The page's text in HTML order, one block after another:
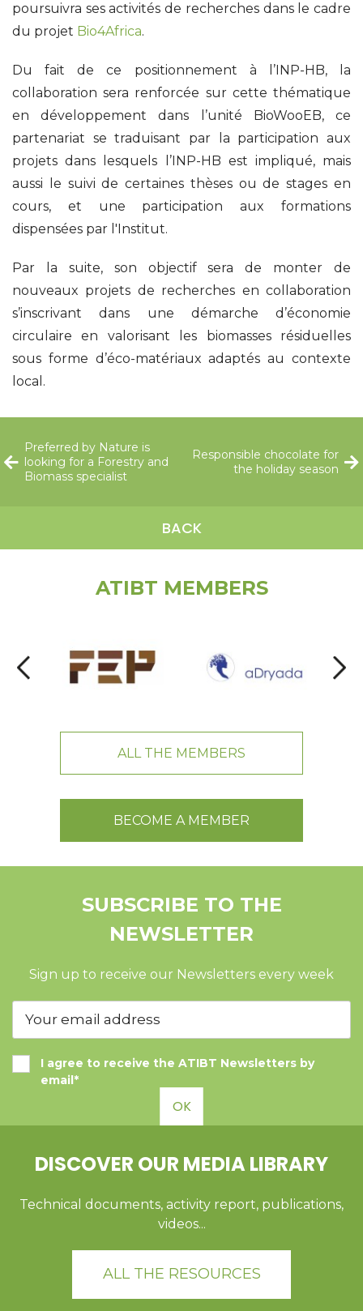
poursuivra ses activités de recherches dans le cadre
du projet Bio4Africa.
Du fait de ce positionnement à l’INP-HB, la
collaboration sera renforcée sur cette thématique
en développement dans l’unité BioWooEB, ce
partenariat se traduisant par la participation aux
projets dans lesquels l’INP-HB est impliqué, mais
aussi le suivi de certaines thèses ou de stages en
cours, et une participation aux formations
dispensées par l'Institut.
Par la suite, son objectif sera de monter de
nouveaux projets de recherches en collaboration
s’inscrivant dans une démarche d’économie
circulaire en valorisant les biomasses résiduelles
sous forme d’éco-matériaux adaptés au contexte
local.
Preferred by Nature is
looking for a Forestry and
Biomass specialist
BACK
Responsible chocolate for
the holiday season
ATIBT MEMBERS
ALL THE MEMBERS
BECOME A MEMBER
SUBSCRIBE TO THE
NEWSLETTER
Sign up to receive our Newsletters every week
I agree to receive the ATIBT Newsletters by
email*
OK
DISCOVER OUR MEDIA LIBRARY
Technical documents, activity report, publications,
videos...
ALL THE RESOURCES